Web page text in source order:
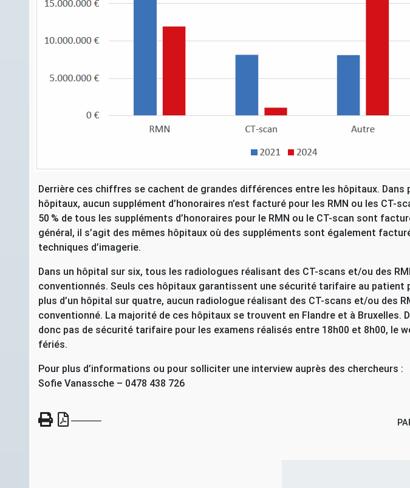
Derrière ces chiffres se cachent de grandes différences entre les hôpitaux. Dans
hôpitaux, aucun supplément d’honoraires n’est facturé pour les RMN ou les CT-
50 % de tous les suppléments d’honoraires pour le RMN ou le CT-scan sont
général, il s’agit des mêmes hôpitaux où des suppléments sont également
techniques d’imagerie.
Dans un hôpital sur six, tous les radiologues réalisant des CT-scans et/ou des
conventionnés. Seuls ces hôpitaux garantissent une sécurité tarifaire au patient
plus d’un hôpital sur quatre, aucun radiologue réalisant des CT-scans et/ou des
conventionné. La majorité de ces hôpitaux se trouvent en Flandre et à Bruxelles.
donc pas de sécurité tarifaire pour les examens réalisés entre 18h00 et 8h00, le
fériés.
Pour plus d’informations ou pour solliciter une interview auprès des chercheurs :
Sofie Vanassche – 0478 438 726